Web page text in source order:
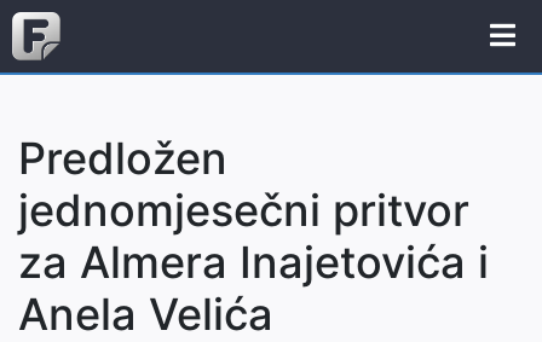
Predložen
jednomjesečni pritvor
za Almera Inajetovića i
Anela Velića